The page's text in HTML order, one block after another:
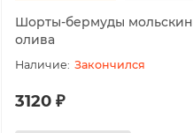
Шорты-бермуды мольскин
олива
Закончился
3120 ₽